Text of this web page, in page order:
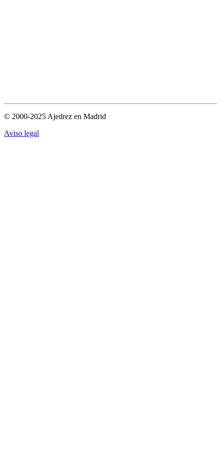
© 2000-2025 Ajedrez en Madrid
Aviso legal